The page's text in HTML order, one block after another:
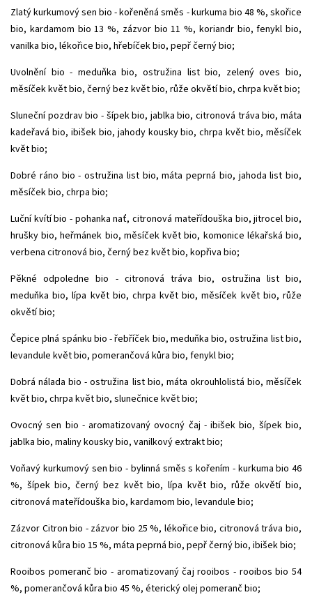
Zlatý kurkumový sen bio - kořeněná směs - kurkuma bio 48 %, skořice
bio, kardamom bio 13 %, zázvor bio 11 %, koriandr bio, fenykl bio,
vanilka bio, lékořice bio, hřebíček bio, pepř černý bio;
Uvolnění bio - meduňka bio, ostružina list bio, zelený oves bio,
měsíček květ bio, černý bez květ bio, růže okvětí bio, chrpa květ bio;
Sluneční pozdrav bio - šípek bio, jablka bio, citronová tráva bio, máta
kadeřavá bio, ibišek bio, jahody kousky bio, chrpa květ bio, měsíček
květ bio;
Dobré ráno bio - ostružina list bio, máta peprná bio, jahoda list bio,
měsíček bio, chrpa bio;
Luční kvítí bio - pohanka nať, citronová mateřídouška bio, jitrocel bio,
hrušky bio, heřmánek bio, měsíček květ bio, komonice lékařská bio,
verbena citronová bio, černý bez květ bio, kopřiva bio;
Pěkné odpoledne bio - citronová tráva bio, ostružina list bio,
meduňka bio, lípa květ bio, chrpa květ bio, měsíček květ bio, růže
okvětí bio;
Čepice plná spánku bio - řebříček bio, meduňka bio, ostružina list bio,
levandule květ bio, pomerančová kůra bio, fenykl bio;
Dobrá nálada bio - ostružina list bio, máta okrouhlolistá bio, měsíček
květ bio, chrpa květ bio, slunečnice květ bio;
Ovocný sen bio - aromatizovaný ovocný čaj - ibišek bio, šípek bio,
jablka bio, maliny kousky bio, vanilkový extrakt bio;
Voňavý kurkumový sen bio - bylinná směs s kořením - kurkuma bio 46
%, šípek bio, černý bez květ bio, lípa květ bio, růže okvětí bio,
citronová mateřídouška bio, kardamom bio, levandule bio;
Zázvor Citron bio - zázvor bio 25 %, lékořice bio, citronová tráva bio,
citronová kůra bio 15 %, máta peprná bio, pepř černý bio, ibišek bio;
Rooibos pomeranč bio - aromatizovaný čaj rooibos - rooibos bio 54
%, pomerančová kůra bio 45 %, éterický olej pomeranč bio;